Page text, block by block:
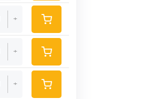
+
+
+